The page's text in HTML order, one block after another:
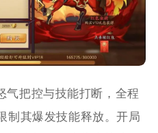
气把控与技能打断，全程
制其爆发技能释放。开局